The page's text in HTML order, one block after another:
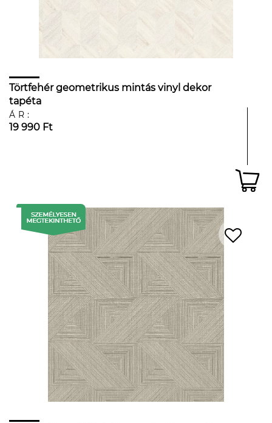
Törtfehér geometrikus mintás vinyl dekor
tapéta
ÁR:
19 990 Ft